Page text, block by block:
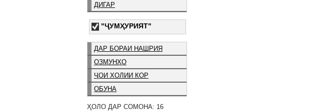
ДИГАР
"ҶУМҲУРИЯТ"
ДАР БОРАИ НАШРИЯ
ОЗМУНҲО
ҶОИ ХОЛИИ КОР
ОБУНА
ҲОЛО ДАР СОМОНА: 16